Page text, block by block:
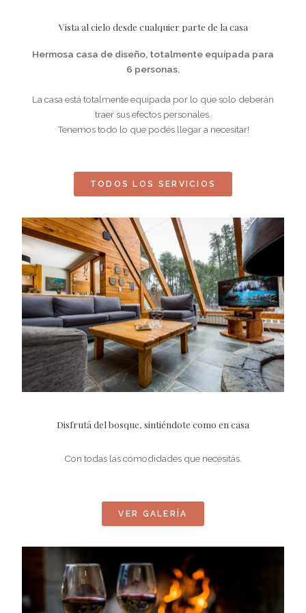
Vista al cielo desde cualquier parte de la casa
Hermosa casa de diseño, totalmente equipada para
6 personas.
La casa está totalmente equipada por lo que solo deberán
traer sus efectos personales.
Tenemos todo lo que podés llegar a necesitar!
TODOS LOS SERVICIOS
Disfrutá del bosque, sintiéndote como en casa
Con todas las comodidades que necesitás.
VER GALERÍA